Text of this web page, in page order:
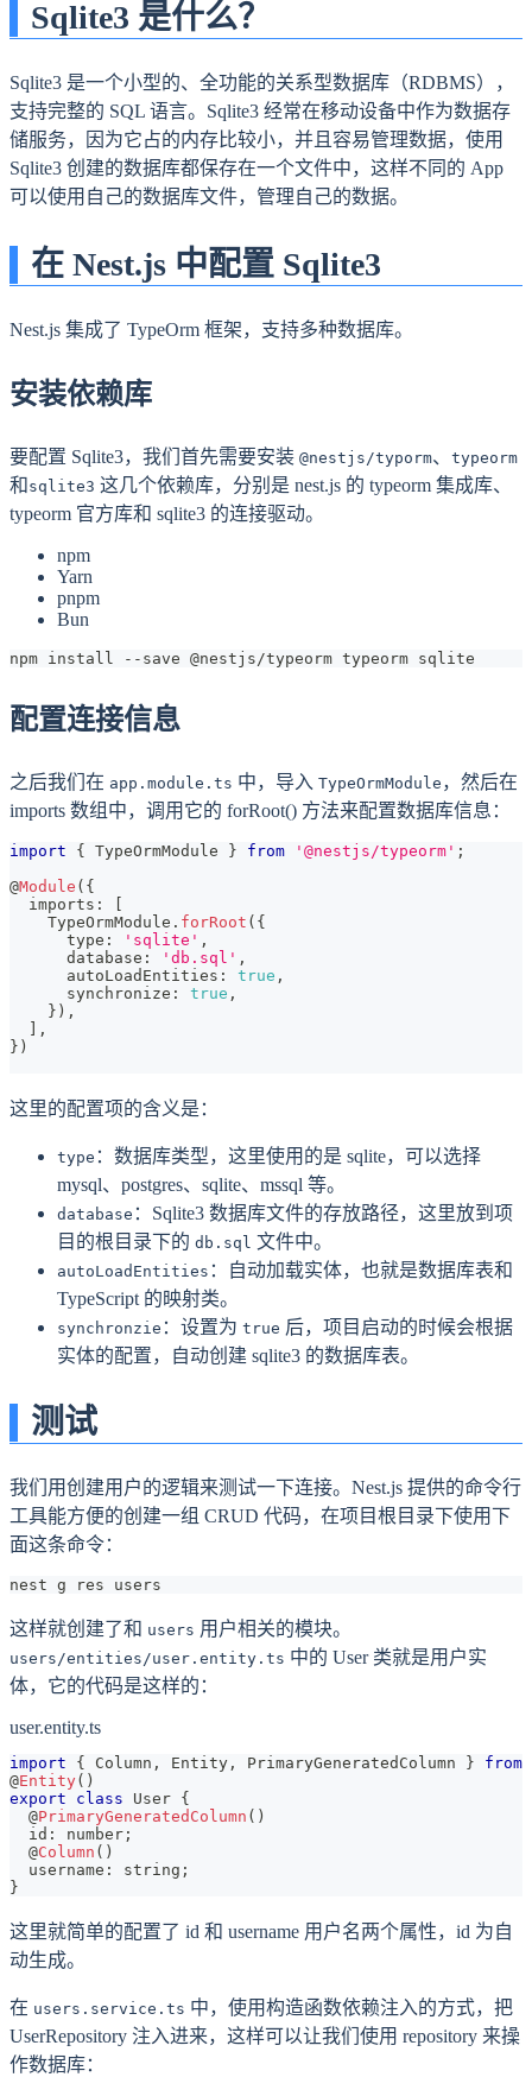
Sqlite3 是什么？
Sqlite3 是一个小型的、全功能的关系型数据库（RDBMS），
支持完整的 SQL 语言。Sqlite3 经常在移动设备中作为数据存
储服务，因为它占的内存比较小，并且容易管理数据，使用
Sqlite3 创建的数据库都保存在一个文件中，这样不同的 App
可以使用自己的数据库文件，管理自己的数据。
在 Nest.js 中配置 Sqlite3
Nest.js 集成了 TypeOrm 框架，支持多种数据库。
安装依赖库
要配置 Sqlite3，我们首先需要安装 @nestjs/typorm、 typeorm
和 sqlite3 这几个依赖库，分别是 nest.js 的 typeorm 集成库、
typeorm 官方库和 sqlite3 的连接驱动。
npm
Yarn
pnpm
Bun
npm install --save @nestjs/typeorm typeorm sqlite
配置连接信息
之后我们在 app.module.ts 中，导入 TypeOrmModule ，然后在
imports 数组中，调用它的 forRoot() 方法来配置数据库信息：
import { TypeOrmModule } from '@nestjs/typeorm' ;
@Module ( {
  imports
:
    TypeOrmModule
. forRoot ( {
      type
: 'sqlite' ,
      database
: 'db.sql' ,
      autoLoadEntities
: true ,
      synchronize
: true ,
} ) ,
,
} )
这里的配置项的含义是：
type ：数据库类型，这里使用的是 sqlite，可以选择
mysql、postgres、sqlite、mssql 等。
database ：Sqlite3 数据库文件的存放路径，这里放到项
目的根目录下的 db.sql 文件中。
autoLoadEntities ：自动加载实体，也就是数据库表和
TypeScript 的映射类。
synchronzie ：设置为 true 后，项目启动的时候会根据
实体的配置，自动创建 sqlite3 的数据库表。
测试
我们用创建用户的逻辑来测试一下连接。Nest.js 提供的命令行
工具能方便的创建一组 CRUD 代码，在项目根目录下使用下
面这条命令：
nest g res users
这样就创建了和 users 用户相关的模块。
users/entities/user.entity.ts 中的 User 类就是用户实
体，它的代码是这样的：
user.entity.ts
import { Column , Entity , PrimaryGeneratedColumn }
from
@Entity( )
export
class User {
@PrimaryGeneratedColumn ( )
  id
: number ;
@Column ( )
  username
: string ;
}
这里就简单的配置了 id 和 username 用户名两个属性，id 为自
动生成。
在 users.service.ts 中，使用构造函数依赖注入的方式，把
UserRepository 注入进来，这样可以让我们使用 repository 来操
作数据库：